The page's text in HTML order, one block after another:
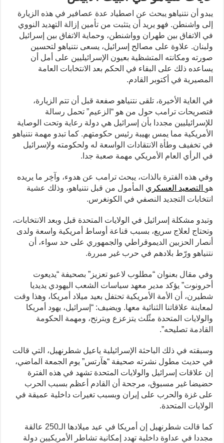
يبدو أن نتنياهو يبحث عن اصطياد عدة عصافير في هذه الزيارة
إلى واشنطن. فهو يريد أن يتثبت من تأمين إزالة التهديد النووي
في الاتفاق بين طهران وواشنطن، وحماية الاتفاق بين إسرائيل
ولبنان. علاوة على مصالح إسرائيل، يسعى نتنياهو لتحسين
صورته ومكانته المتشظية بعيون الإسرائيليين على أمل أن
يساعده ذلك على البقاء في الحكم بعد الانتخابات العامة
المصيرية في أكتوبر القادم.
في الغاية الأخيرة، تلقى نتنياهو صفعة قبل أن تتم الزيارة،
فتصريحات ترامب حول من هو “الزعيم” تحمل رسالة
للإسرائيليين مجددا بأن إسرائيل هي دولة رعاية وتحت الوصاية
الأمريكية مما يمس بهيبة رئيس حكومتهم. كما تبدو مهمة نتنياهو
في تخفيف وطأة الانتقادات الواسعة له ولحكومته ولإسرائيل
في الرأي العام الأمريكي مهمة صعبة جدا.
وفي هذه الفترة بالذات، يبحث ترامب عن هدوء، وآخِر ما يريده
هو التصعيد العسكري المأمول من قبل نتنياهو، وذلك عشية
انتخابات التجديد النصفي في الكونغرس.
وتبدو مشكلة إسرائيل في الولايات المتحدة قبل وبعد الانتخابات،
وتحتاج لعلاج سريع، بسبب قناعة أوساط أمريكية واسعة ولدى
أنصار الحزبين الديموقراطي والجمهوري على حد سواء، أن
نتنياهو ورّط بلادهم في حرب غير مبررة.
وفي مقال بعنوان “مطلوب لاعبو تعزيز” بصحيفة “يديعوت
أحرونوت” يؤكد مدير معهد سياسات الشعب اليهودي يديديا
شطيرن، أن الأمة الأمريكية تحتفل بعيد ميلاد أمريكا، وهذا وقت
لمعاينة علاقاتنا الثنائية معها. ويضيف: “إسرائيل، يهود أمريكا
والولايات المتحدة مثّلث يتزعزع ويترنح، ومهمة الحكومة
القادمة تصليحه”.
وسبقته في ذلك الباحثة الإسرائيلية ياعيل شطرنهيل، التي قالت
في حديث مطول نشرته صحيفة “هآرتس” يوم الجمعة الماضي،
إن علاقات إسرائيل والولايات المتحدة تشهد في هذه الفترة
حضيضا غير مسبوق، مرجحة أن القادم أعظم بسبب الحرب
على غزة والحرب على إيران وبسبب تغيرات داخلية عميقة في
الولايات المتحدة.
كما قالت شطرنهيل إن أمريكا في عيد ميلادها الـ250 عالقة
مجددا في عداوة داخلية تهدد إمكانية تشاطر الأمريكيين دولة